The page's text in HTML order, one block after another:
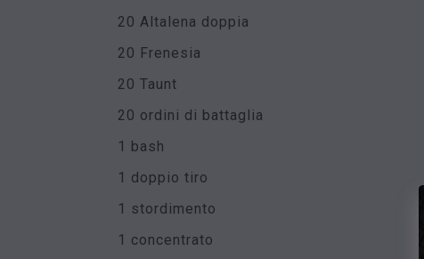
20 Altalena doppia
20 Frenesia
20 Taunt
20 ordini di battaglia
1 bash
1 doppio tiro
1 stordimento
1 concentrato